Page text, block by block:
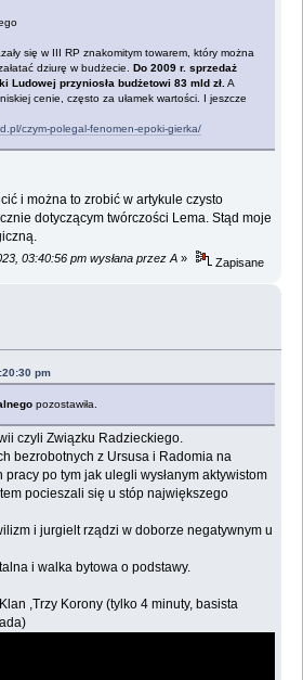
się w III RP znakomitym towarem, który można
dziurę w budżecie.Do 2009 r. sprzedaż
Ludowej przyniosła budżetowi 83 mld zł. A
cenie, często za ułamek wartości. I jeszcze
czym-polegal-fenomen-epoki-gierka/
i można to zrobić w artykule czysto
dotyczącym twórczości Lema. Stąd moje
03:40:56 pm wysłana przez A » Zapisane
pm
pozostawiła.
czyli Związku Radzieckiego.
bezrobotnych z Ursusa i Radomia na
po tym jak ulegli wysłanym aktywistom
pocieszali się u stóp największego
i jurgielt rządzi w doborze negatywnym u
i walka bytowa o podstawy.
,Trzy Korony (tylko 4 minuty, basista